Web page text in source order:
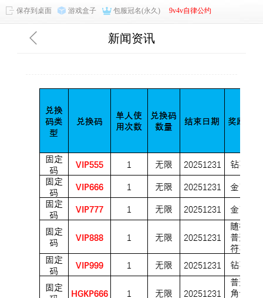
保存到桌面 游戏盒子 包服冠名(永久) 9v4v自律公约
新闻资讯